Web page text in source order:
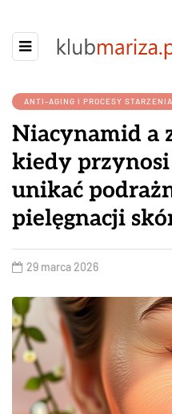
ANTI-AGING I PROCESY STARZENIA
Niacynamid a
kiedy
unikać
pielęgnacji
29 marca 2026